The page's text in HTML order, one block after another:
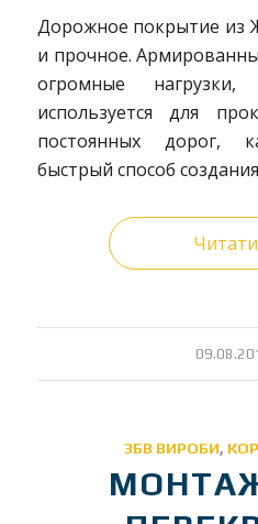
Дорожное покрытие из
и прочное.
огромные
используется для
постоянных дорог,
быстрый способ
Читати
/
ЗБВ ВИРОБИ,